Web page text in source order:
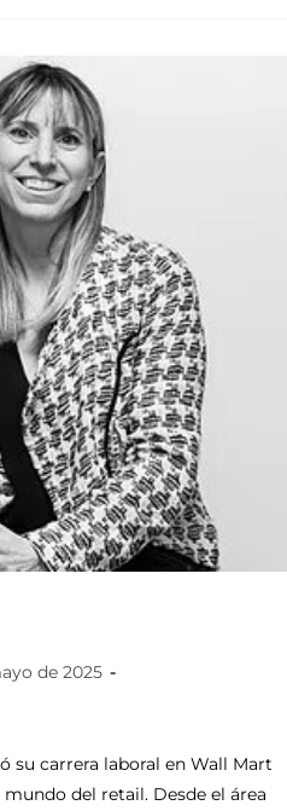
de 2025
su carrera laboral en Wall Mart
del retail. Desde el área